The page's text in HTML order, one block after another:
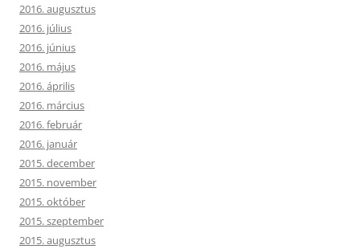
2016. augusztus
2016. július
2016. június
2016. május
2016. április
2016. március
2016. február
2016. január
2015. december
2015. november
2015. október
2015. szeptember
2015. augusztus